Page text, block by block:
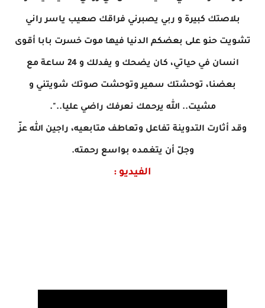
بلاصتك كبيرة و ربي يصبرني فراقك صعيب ياسر راني
تشويت حنو على بعضكم الدنيا فيها موت خسرت بابا أقوى
انسان في حياتي، كان يضحك و يفدلك و 24 ساعة مع
بعضنا، توحشتك سمير وتوحشت صوتك شويتني و
مشيت.. الله يرحمك نعرفك راضي عليا..".
وقد أثارت التدوينة تفاعل وتعاطف متابعيه، راجين الله عزّ
وجلّ أن يتغمده بواسع رحمته.
الفيديو :